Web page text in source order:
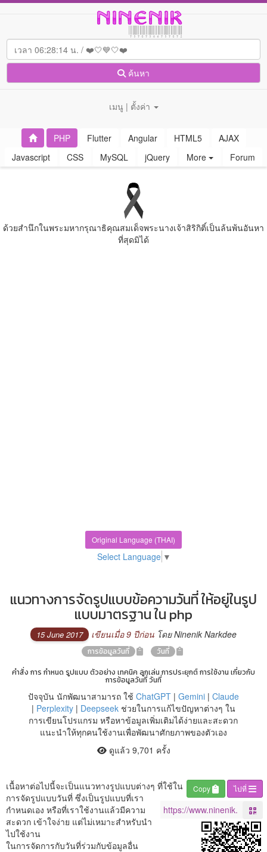
ค้นหา
เมนู | ตั้งค่า
PHP Flutter Angular HTML5
AJAX
Javascript
CSS MySQL jQuery More Forum
ด้วยสํานึกในพระมหากรุณาธิคุณสมเด็จพระนางเจ้าสิริกิติ์เป็นล้นพ้นอันหา
ที่สุดมิได้
Original Language (THAI)
Select Language ▼
แนวทางการจัดรูปแบบข้อความวันที่ ให้อยู่ในรูป
แบบมาตรฐาน ใน php
15 June 2017 เขียนเมื่อ 9 ปีก่อน โดย Ninenik Narkdee
การข้อมูลวันที่
วันที่
คำสั่ง การ กำหนด รูปแบบ ตัวอย่าง เทคนิค ลูกเล่น การประยุกต์ การใช้งาน เกี่ยวกับ
การข้อมูลวันที่ วันที่
ปัจจุบัน นักพัฒนาสามารถ ใช้ ChatGPT| Gemini| Claude
| Perplexity| Deepseekช่วยในการแก้ไขปัญหาต่างๆ ใน
การเขียนโปรแกรม หรือหาข้อมูลเพิ่มเติมได้ง่ายและสะดวก
แนะนำให้ทุกคนใช้งานเพื่อพัฒนาศักยภาพของตัวเอง
ดูแล้ว 9,701 ครั้ง
ไปที่
Copy
เนื้อหาต่อไปนี้จะเป็นแนวทางรูปแบบต่างๆ ที่ใช้ใน
การจัดรูปแบบวันที่ ซึ่งเป็นรูปแบบที่เรา
กำหนดเอง หรือที่เราใช้งานแล้วมีความ
สะดวก เข้าใจง่าย แต่ไม่เหมาะสำหรับนำ
ไปใช้งาน
ในการจัดการกับวันที่ร่วมกับข้อมูลอื่น